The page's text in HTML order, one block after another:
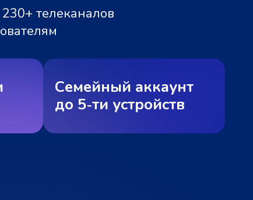
телеканалов
Семейный аккаунт
до 5‑ти устройств